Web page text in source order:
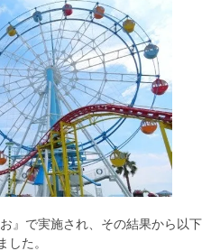
』で実施され、その結果から以下
した。